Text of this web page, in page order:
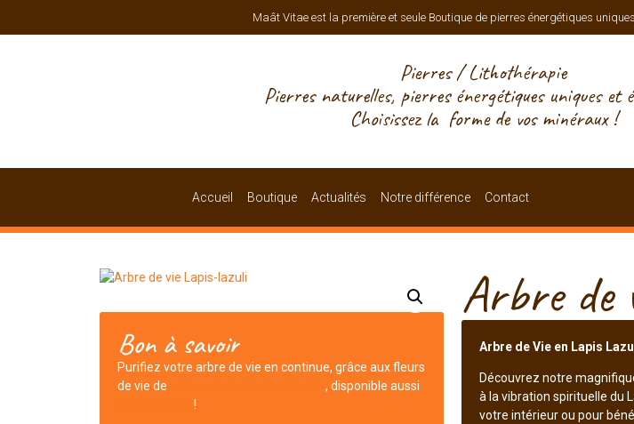
Maât Vitae est la première et seule Boutique de pierres énergétiques
Pierres / Lithothérapie
Pierres naturelles, pierres énergétiques uniques et
Choisissez la forme de vos minéraux !
Accueil Boutique Actualités Notre différence Contact
Bon à savoir
Purifiez votre arbre de vie en continue, grâce aux fleurs
de vie de
, disponible aussi
!
Arbre de
Arbre de Vie en Lapis
Découvrez notre
à la vibration spirituelle du
votre intérieur ou pour